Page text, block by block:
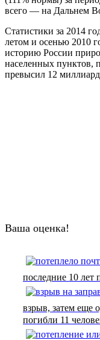
всего — на Дальнем
Статистики за 2014
летом и осенью 2010
историю России
населенных пунктов,
превысил 12
Ваша оценка!
последние 10 лет
взрыв, затем еще
погибли 11